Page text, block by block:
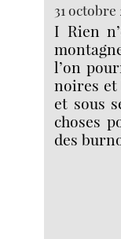
31
I Rien
l’on
noires et
et sous
choses
des